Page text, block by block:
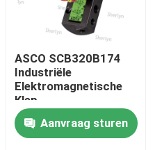
ASCO SCB320B174
Industriële
Elektromagnetische
Klep
Corrosiebestendig
Materiaal Chemisch
Procesbesturing
Aanvraag sturen